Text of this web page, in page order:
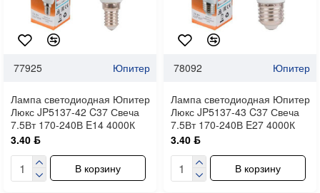
77925 Юпитер
Лампа светодиодная Юпитер
Люкс JP5137-42 C37 Свеча
7.5Вт 170-240В E14 4000К
3.40 ƃ
В корзину
78092 Юпитер
Лампа светодиодная Юпитер
Люкс JP5137-43 C37 Свеча
7.5Вт 170-240В E27 4000К
3.40 ƃ
В корзину